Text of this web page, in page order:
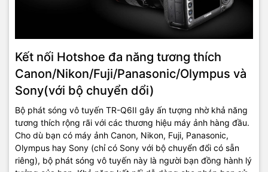
Kết nối Hotshoe đa năng tương thích
Canon/Nikon/Fuji/Panasonic/Olympus và
Sony(với bộ chuyển dổi)
Bộ phát sóng vô tuyến TR-Q6II gây ấn tượng nhờ khả năng
tương thích rộng rãi với các thương hiệu máy ảnh hàng đầu.
Cho dù bạn có máy ảnh Canon, Nikon, Fuji, Panasonic,
Olympus hay Sony (chỉ có Sony với bộ chuyển đổi có sẵn
riêng), bộ phát sóng vô tuyến này là người bạn đồng hành lý